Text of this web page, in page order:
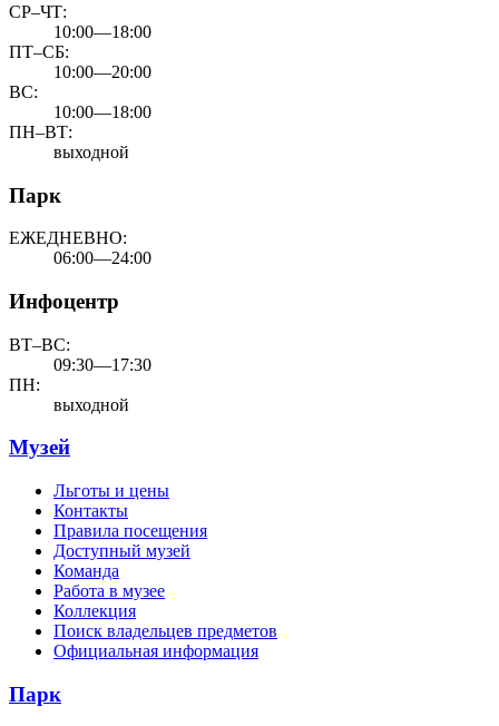
СР–ЧТ:
10:00—18:00
ПТ–СБ:
10:00—20:00
ВС:
10:00—18:00
ПН–ВТ:
выходной
Парк
ЕЖЕДНЕВНО:
06:00—24:00
Инфоцентр
ВТ–ВС:
09:30—17:30
ПН:
выходной
Музей
Льготы и цены
Контакты
Правила посещения
Доступный музей
Команда
Работа в музее
Коллекция
Поиск владельцев предметов
Официальная информация
Парк